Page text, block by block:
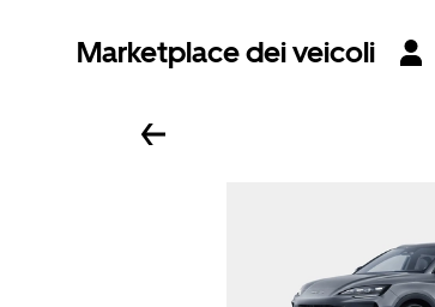
Marketplace dei veicoli